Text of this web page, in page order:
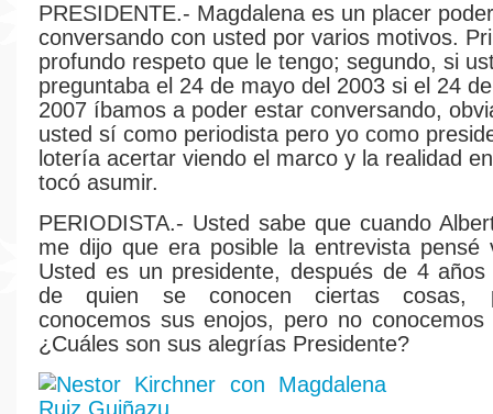
PRESIDENTE.- Magdalena es un placer
conversando con usted por varios motivos.
profundo respeto que le tengo; segundo, si
preguntaba el 24 de mayo del 2003 si el 24
2007 íbamos a poder estar conversando,
usted sí como periodista pero yo como
lotería acertar viendo el marco y la realidad
tocó asumir.
PERIODISTA.- Usted sabe que cuando
me dijo que era posible la entrevista pensé
Usted es un presidente, después de 4
de quien se conocen ciertas cosas,
conocemos sus enojos, pero no
¿Cuáles son sus alegrías Presidente?